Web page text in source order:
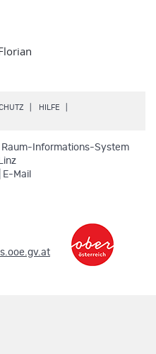
HILFE
Informations-System
E-Mail
.